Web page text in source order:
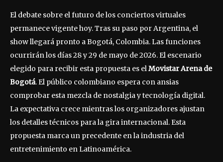
El debate sobre el futuro de los conciertos virtuales
permanece vigente hoy. Tras su paso por Argentina, el
show llegará pronto a Bogotá, Colombia. Las funciones
ocurrirán los días 28 y 29 de mayo de 2026. El escenario
elegido para recibir esta propuesta es elMovistar Arena de
Bogotá. El público colombiano espera con ansias
comprobar esta mezcla de nostalgia y tecnología digital.
La expectativa crece mientras los organizadores ajustan
los detalles técnicos para la gira internacional. Esta
propuesta marca un precedente en la industria del
entretenimiento en Latinoamérica.